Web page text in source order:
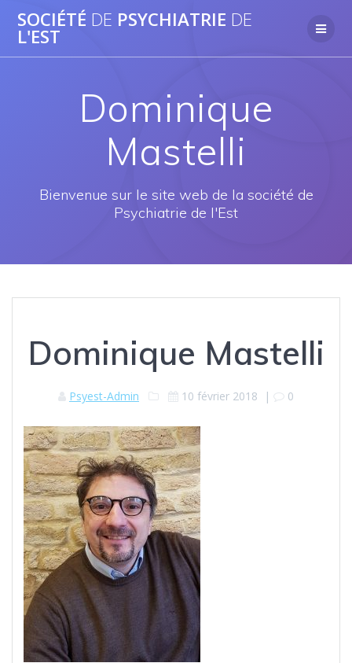
au
SOCIÉTÉ DE PSYCHIATRIE DE
L'EST
Dominique
Mastelli
Bienvenue sur le site web de la société de
Psychiatrie de l'Est
Dominique Mastelli
Psyest-Admin 10 février 2018 | 0